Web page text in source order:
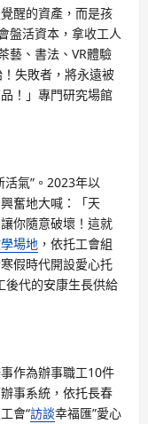
醒的資產，而是孩
盤活資本，拿收工人
藝、書法、VR體驗
失敗者，將永遠被
！」專門研究場館
活氣”。2023年以
奮地大喊：「天
你隨意破壞！這就
場地 ，依托工會組
假時代開設愛心托
後代的安康生長供給
作為辦事職工10件
事系統，依托長春
會“訪談幸福匯”愛心